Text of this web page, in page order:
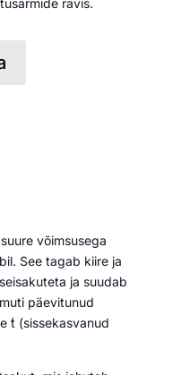
võimsusega
See tagab kiire ja
ja suudab
päevitunud
́t (sissekasvanud